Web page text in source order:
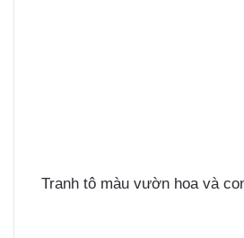
Tranh tô màu vườn hoa và